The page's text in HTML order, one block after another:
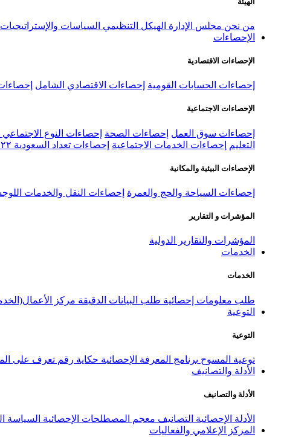
من نحن مجلس الإدارة الهيكل التنظيمي السياسات والإستراتيجيات
الإحصاءات
الإحصاءات الاقتصادية
إحصاءات الحسابات القومية إحصاءات الاقتصادي الشامل
الإحصاءات الاجتماعية
إحصاءات سوق العمل إحصاءات الصحة إحصاءات النوع الاجتماعي
التعليم
إحصاءات الخدمات الاجتماعية إحصاءات تعداد السعودية ٢٠٢٢
الإحصاءات البيئية والمكانية
إحصاءات السياحة والحج والعمرة إحصاءات النقل والخدمات
المؤشرات و التقارير
المؤشرات والتقارير الدولية
الخدمات
الخدمات
طلب معلومات إحصائية طلب البيانات الدقيقة مركز
التوعية
التوعية
توعية المسوح برنامج المعرفة الإحصائية حكاية رقم تعرف على
الأدلة والتصانيف
الأدلة والتصانيف
الأدلة الإحصائية التصانيف معجم المصطلحات الإحصائية السياسة
المركز الإعلامي والفعاليات